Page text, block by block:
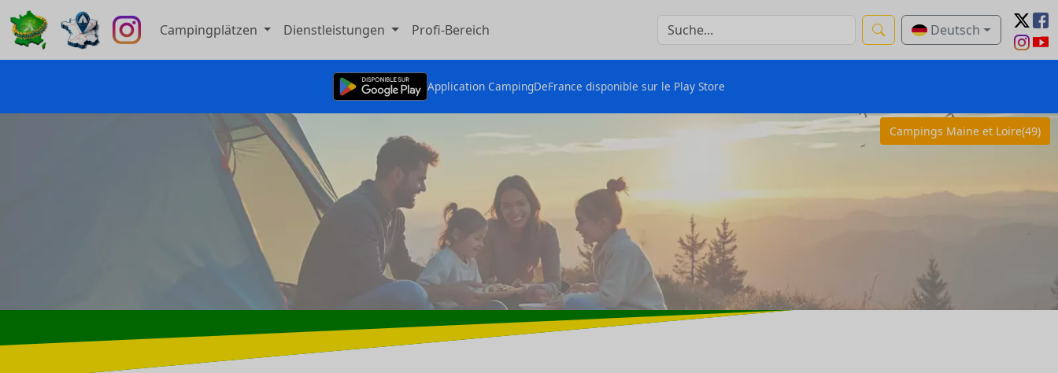
Campingplätzen Dienstleistungen Profi-Bereich Deutsch
Application CampingDeFrance disponible sur le Play Store
Campings Maine et Loire(49)